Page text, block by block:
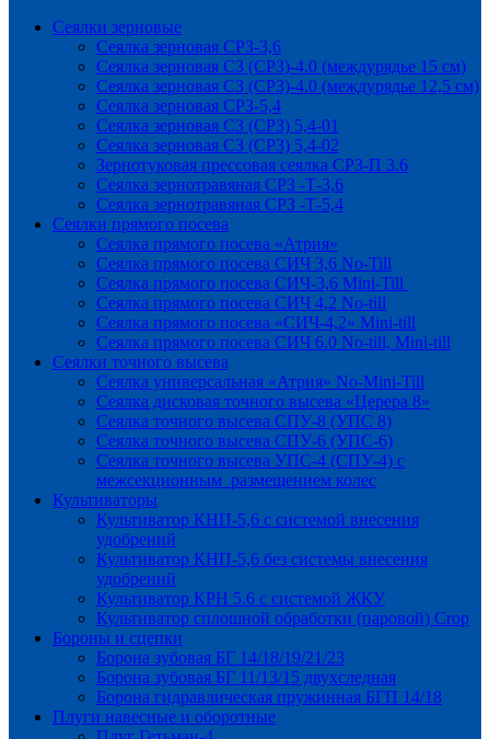
Сеялки зерновые
Сеялка зерновая СРЗ-3,6
Сеялка зерновая СЗ (СРЗ)-4.0 (междурядье 15 см)
Сеялка зерновая СЗ (СРЗ)-4.0 (междурядье 12,5 см)
Сеялка зерновая СРЗ-5,4
Сеялка зерновая СЗ (СРЗ) 5,4-01
Сеялка зерновая СЗ (СРЗ) 5,4-02
Зернотуковая прессовая сеялка СРЗ-П 3.6
Сеялка зернотравяная СРЗ -Т-3,6
Сеялка зернотравяная СРЗ -Т-5,4
Сеялки прямого посева
Сеялка прямого посева «Атрия»
Сеялка прямого посева СИЧ 3,6 No-Till
Сеялка прямого посева СИЧ-3,6 Mini-Till
Сеялка прямого посева СИЧ 4,2 No-till
Сеялка прямого посева «СИЧ-4,2» Mini-till
Сеялка прямого посева СИЧ 6.0 No-till, Mini-till
Сеялки точного высева
Сеялка универсальная «Атрия» No-Mini-Till
Сеялка дисковая точного высева «Церера 8»
Сеялка точного высева СПУ-8 (УПС 8)
Сеялка точного высева СПУ-6 (УПС-6)
Сеялка точного высева УПС-4 (СПУ-4) с
межсекционным размещением колес
Культиваторы
Культиватор КНП-5,6 с системой внесения
удобрений
Культиватор КНП-5,6 без системы внесения
удобрений
Культиватор КРН 5.6 с системой ЖКУ
Культиватор сплошной обработки (паровой) Crop
Бороны и сцепки
Борона зубовая БГ 14/18/19/21/23
Борона зубовая БГ 11/13/15 двухследная
Борона гидравлическая пружинная БГП 14/18
Плуги навесные и оборотные